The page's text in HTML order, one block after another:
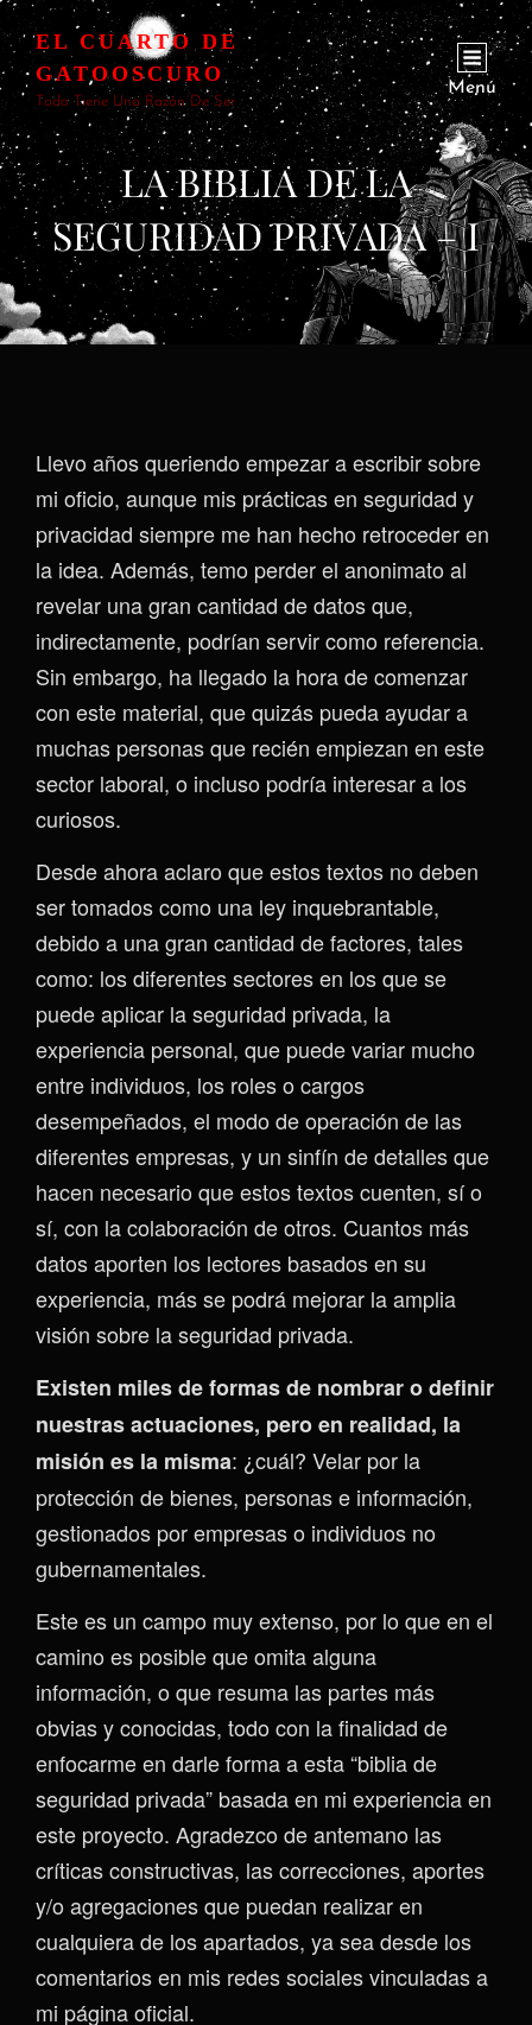
EL CUARTO DE
GATOOSCURO
Todo Tiene Una Razón De Ser
Menú
LA BIBLIA DE LA
SEGURIDAD PRIVADA – I
Llevo años queriendo empezar a escribir sobre
mi oficio, aunque mis prácticas en seguridad y
privacidad siempre me han hecho retroceder en
la idea. Además, temo perder el anonimato al
revelar una gran cantidad de datos que,
indirectamente, podrían servir como referencia.
Sin embargo, ha llegado la hora de comenzar
con este material, que quizás pueda ayudar a
muchas personas que recién empiezan en este
sector laboral, o incluso podría interesar a los
curiosos.
Desde ahora aclaro que estos textos no deben
ser tomados como una ley inquebrantable,
debido a una gran cantidad de factores, tales
como: los diferentes sectores en los que se
puede aplicar la seguridad privada, la
experiencia personal, que puede variar mucho
entre individuos, los roles o cargos
desempeñados, el modo de operación de las
diferentes empresas, y un sinfín de detalles que
hacen necesario que estos textos cuenten, sí o
sí, con la colaboración de otros. Cuantos más
datos aporten los lectores basados en su
experiencia, más se podrá mejorar la amplia
visión sobre la seguridad privada.
Existen miles de formas de nombrar o definir
nuestras actuaciones, pero en realidad, la
misión es la misma: ¿cuál? Velar por la
protección de bienes, personas e información,
gestionados por empresas o individuos no
gubernamentales.
Este es un campo muy extenso, por lo que en el
camino es posible que omita alguna
información, o que resuma las partes más
obvias y conocidas, todo con la finalidad de
enfocarme en darle forma a esta “biblia de
seguridad privada” basada en mi experiencia en
este proyecto. Agradezco de antemano las
críticas constructivas, las correcciones, aportes
y/o agregaciones que puedan realizar en
cualquiera de los apartados, ya sea desde los
comentarios en mis redes sociales vinculadas a
mi página oficial.